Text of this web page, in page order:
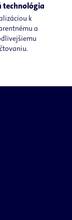
technológia
k
a